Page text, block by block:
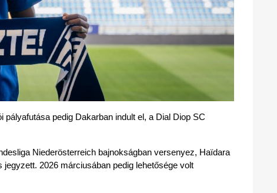
pedig Dakarban indult el, a Dial Diop SC
Niederösterreich bajnokságban versenyez, Haïdara
2026 márciusában pedig lehetősége volt